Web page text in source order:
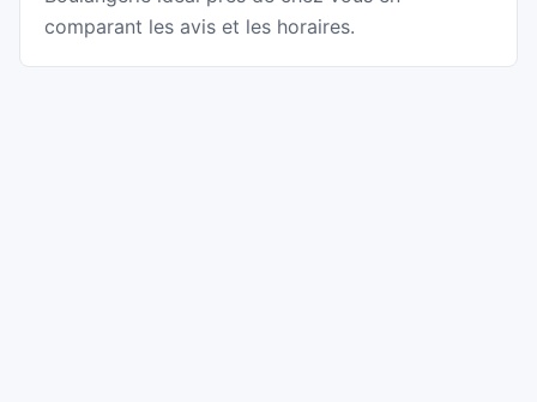
comparant les avis et les horaires.